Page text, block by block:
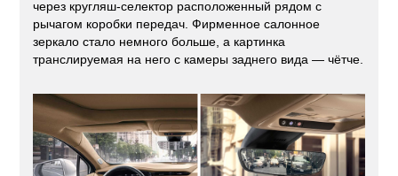
через кругляш-селектор расположенный рядом с
рычагом коробки передач. Фирменное салонное
зеркало стало немного больше, а картинка
транслируемая на него с камеры заднего вида — чётче.